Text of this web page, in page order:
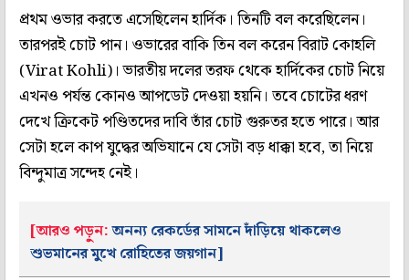
প্রথম ওভার করতে এসেছিলেন হার্দিক। তিনটি বল করেছিলেন।
তারপরই চোট পান। ওভারের বাকি তিন বল করেন বিরাট কোহলি
(Virat Kohli)। ভারতীয় দলের তরফ থেকে হার্দিকের চোট নিয়ে
এখনও পর্যন্ত কোনও আপডেট দেওয়া হয়নি। তবে চোটের ধরণ
দেখে ক্রিকেট পণ্ডিতদের দাবি তাঁর চোট গুরুতর হতে পারে। আর
সেটা হলে কাপ যুদ্ধের অভিযানে যে সেটা বড় ধাক্কা হবে, তা নিয়ে
বিন্দুমাত্র সন্দেহ নেই।
[আরও পড়ুন:অনন্য রেকর্ডের সামনে দাঁড়িয়ে থাকলেও
শুভমানের মুখে রোহিতের জয়গান]